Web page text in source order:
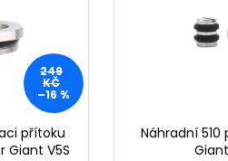
249
KČ
–16 %
přítoku
Giant V5S
Náhradní 510